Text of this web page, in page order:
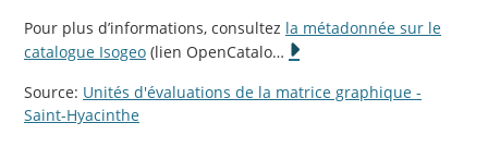
Pour plus d’informations, consultez la métadonnée sur le
catalogue Isogeo (lien OpenCatalo…
Source: Unités d'évaluations de la matrice graphique -
Saint-Hyacinthe